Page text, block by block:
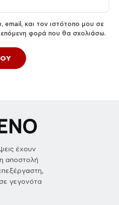
και τον ιστότοπο μου σε
φορά που θα σχολιάσω.
έχουν
αποστολή
γεγονότα